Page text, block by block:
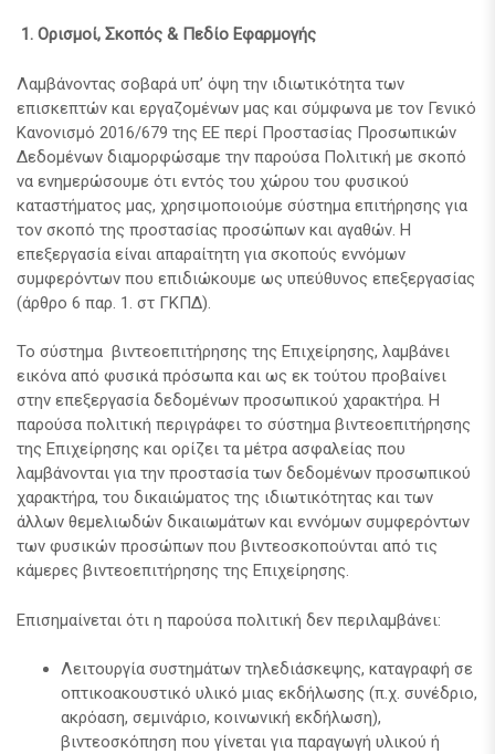
1. Ορισμοί, Σκοπός & Πεδίο Εφαρμογής
Λαμβάνοντας σοβαρά υπ’ όψη την ιδιωτικότητα των
επισκεπτών και εργαζομένων μας και σύμφωνα με τον Γενικό
Κανονισμό 2016/679 της ΕΕ περί Προστασίας Προσωπικών
Δεδομένων διαμορφώσαμε την παρούσα Πολιτική με σκοπό
να ενημερώσουμε ότι εντός του χώρου του φυσικού
καταστήματος μας, χρησιμοποιούμε σύστημα επιτήρησης για
τον σκοπό της προστασίας προσώπων και αγαθών. Η
επεξεργασία είναι απαραίτητη για σκοπούς εννόμων
συμφερόντων που επιδιώκουμε ως υπεύθυνος επεξεργασίας
(άρθρο 6 παρ. 1. στ ΓΚΠΔ).
Το σύστημα βιντεοεπιτήρησης της Επιχείρησης, λαμβάνει
εικόνα από φυσικά πρόσωπα και ως εκ τούτου προβαίνει
στην επεξεργασία δεδομένων προσωπικού χαρακτήρα. Η
παρούσα πολιτική περιγράφει το σύστημα βιντεοεπιτήρησης
της Επιχείρησης και ορίζει τα μέτρα ασφαλείας που
λαμβάνονται για την προστασία των δεδομένων προσωπικού
χαρακτήρα, του δικαιώματος της ιδιωτικότητας και των
άλλων θεμελιωδών δικαιωμάτων και εννόμων συμφερόντων
των φυσικών προσώπων που βιντεοσκοπούνται από τις
κάμερες βιντεοεπιτήρησης της Επιχείρησης.
Επισημαίνεται ότι η παρούσα πολιτική δεν περιλαμβάνει:
Λειτουργία συστημάτων τηλεδιάσκεψης, καταγραφή σε
οπτικοακουστικό υλικό μιας εκδήλωσης (π.χ. συνέδριο,
ακρόαση, σεμινάριο, κοινωνική εκδήλωση),
βιντεοσκόπηση που γίνεται για παραγωγή υλικού ή